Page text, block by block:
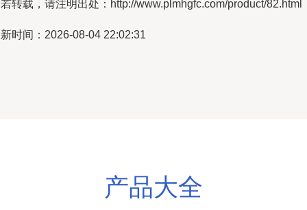
转载，请注明出处：http://www.plmhgfc.com/product/82.html
时间：2026-08-04 22:02:31
产品大全